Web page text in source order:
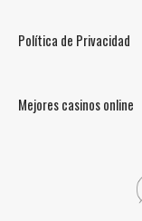
Política de Privacidad
Mejores casinos online